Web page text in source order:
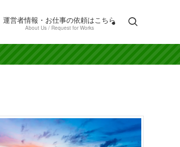
運営者情報・お仕事の依頼はこちら
About Us / Request for Works